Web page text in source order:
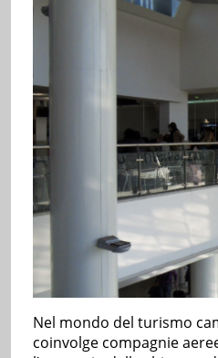
Nel mondo del turismo
coinvolge compagnie